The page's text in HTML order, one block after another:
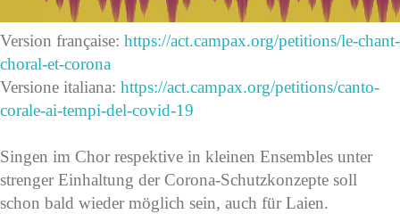
Version française: https://act.campax.org/petitions/le-chant-
choral-et-corona
Versione italiana: https://act.campax.org/petitions/canto-
corale-ai-tempi-del-covid-19
Singen im Chor respektive in kleinen Ensembles unter
strenger Einhaltung der Corona-Schutzkonzepte soll
schon bald wieder möglich sein, auch für Laien.